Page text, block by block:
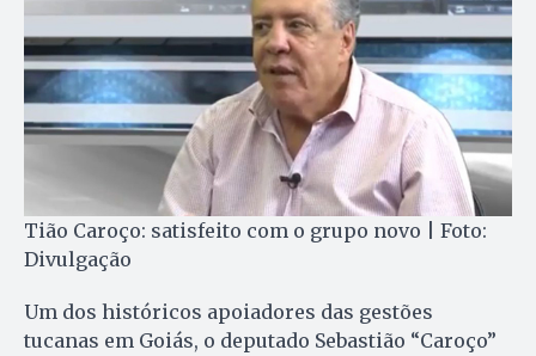
Tião Caroço: satisfeito com o grupo novo | Foto:
Divulgação
Um dos históricos apoiadores das gestões
tucanas em Goiás, o deputado Sebastião “Caroço”